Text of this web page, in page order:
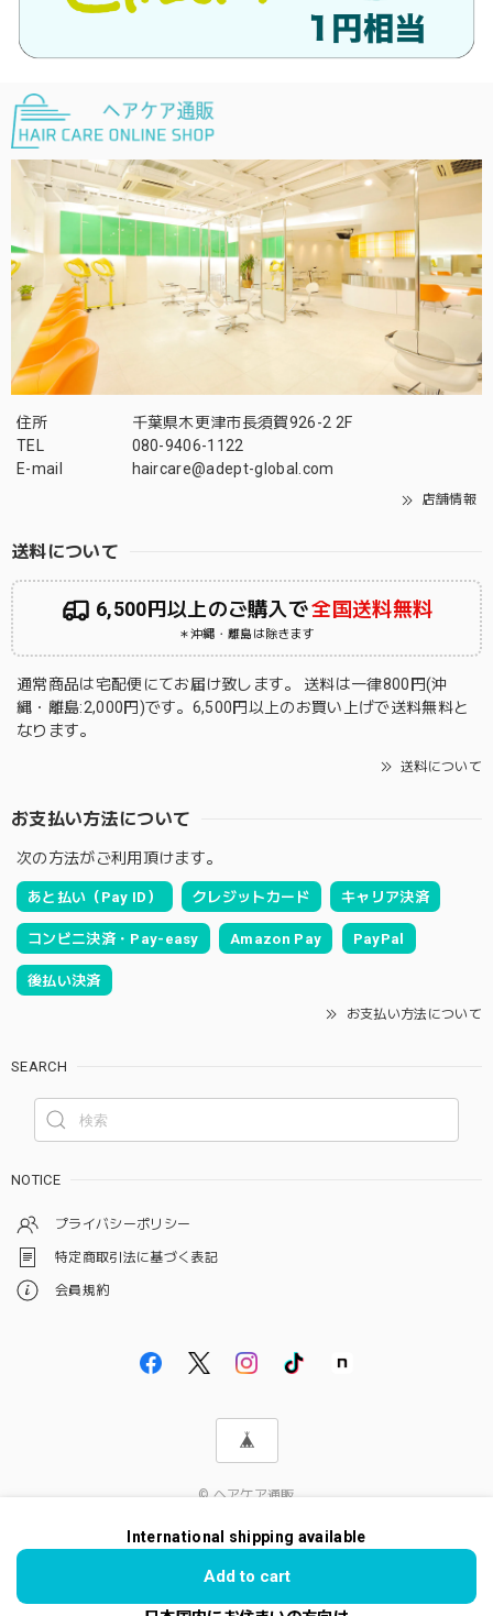
住所
千葉県木更津市長須賀926-2 2F
TEL
080-9406-1122
E-mail
haircare@adept-global.com
店舗情報
送料について
6,500円以上のご購入で全国送料無料
＊沖縄・離島は除きます
通常商品は宅配便にてお届け致します。 送料は一律800円(沖
縄・離島:2,000円)です。6,500円以上のお買い上げで送料無料と
なります。
送料について
お支払い方法について
次の方法がご利用頂けます。
あと払い（Pay ID） クレジットカード キャリア決済
コンビニ決済・Pay-easy Amazon Pay PayPal
後払い決済
お支払い方法について
SEARCH
NOTICE
プライバシーポリシー
特定商取引法に基づく表記
会員規約
© ヘアケア通販
International shipping available
Add to cart